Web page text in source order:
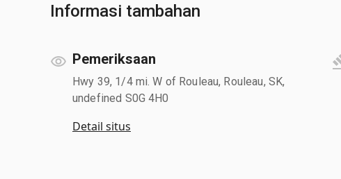
Informasi tambahan
Pemeriksaan
Hwy 39, 1/4 mi. W of Rouleau, Rouleau, SK,
undefined S0G 4H0
Detail situs